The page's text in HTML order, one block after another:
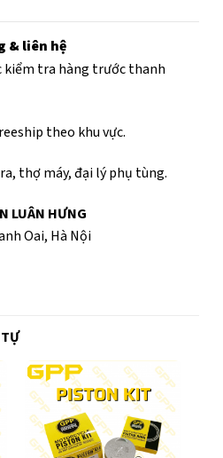
& liên hệ
kiểm tra hàng trước thanh
theo khu vực.
thợ máy, đại lý phụ tùng.
LUÂN HƯNG
Oai, Hà Nội